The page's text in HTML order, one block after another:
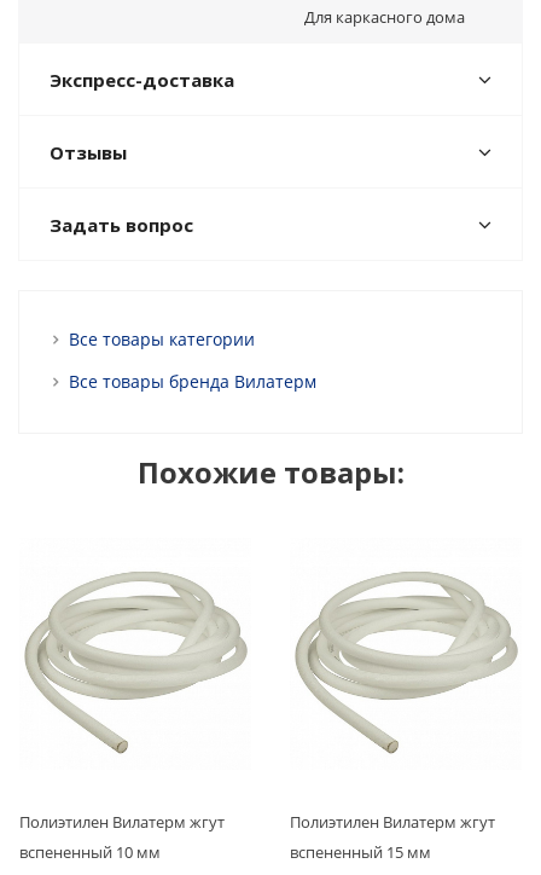
Для каркасного дома
Экспресс-доставка
Отзывы
Задать вопрос
Все товары категории
Все товары бренда Вилатерм
Похожие товары:
Полиэтилен Вилатерм жгут
вспененный 10 мм
Полиэтилен Вилатерм жгут
вспененный 15 мм